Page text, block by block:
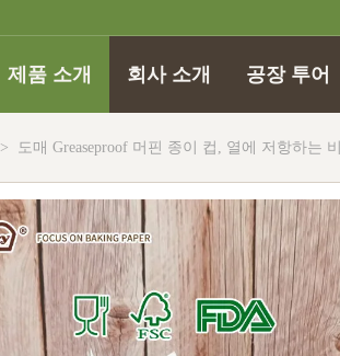
제품 소개 회사 소개 공장 투어
> 도매 Greaseproof 머핀 종이 컵, 열에 저항하는